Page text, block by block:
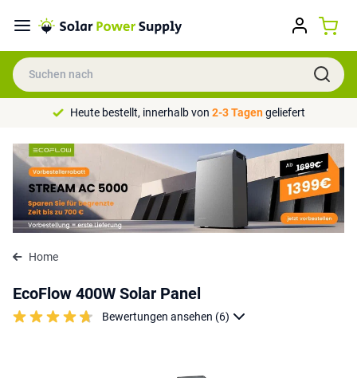
Heute bestellt, innerhalb von 2-3 Tagengeliefert
Home
EcoFlow 400W Solar Panel
Bewertungen ansehen (6)